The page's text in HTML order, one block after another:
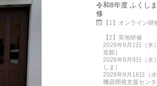
令和8年度 ふくし
修
【1】オンライン研
【2】実地研修
2026年9月2日（水
造館］
2026年9月9日（水
しま］
2026年9月16日（
機器開発支援センタ